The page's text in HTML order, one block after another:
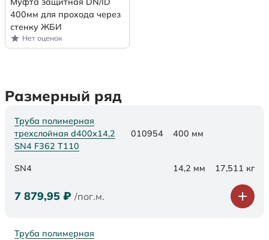
400мм для прохода через
стенку ЖБИ
Нет оценок
Размерный ряд
Труба полимерная
трехслойная d400х14,2
SN4 F362 Т110
010954 400 мм
SN4 14,2 мм 17,511 кг
7 879,95 ₽ /пог.м.
Труба полимерная